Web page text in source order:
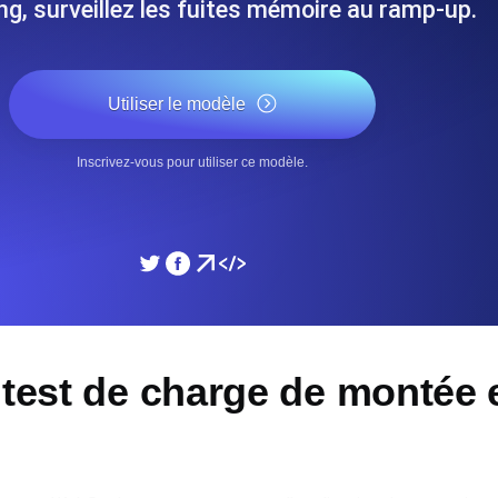
de votre site Web. Surveiller la vitesse et
SSL Monitoring
depuis 26 régions. Monitoring as Code
Moniteurs en YAML, JS et
surveillez les fuites mémoire au ramp-up.
Utiliser le modèle
Inscrivez-vous pour utiliser ce modèle.
de charge de montée